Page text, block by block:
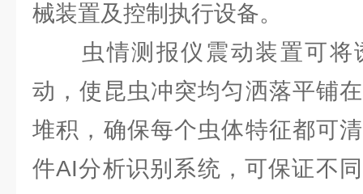
械装置及控制执行设备。
虫情测报仪震动装置可将
动，使昆虫冲突均匀洒落平铺
堆积，确保每个虫体特征都可
件AI分析识别系统，可保证不